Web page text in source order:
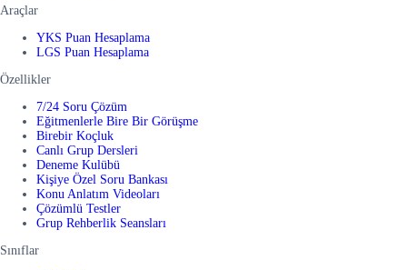
Araçlar
YKS Puan Hesaplama
LGS Puan Hesaplama
Özellikler
7/24 Soru Çözüm
Eğitmenlerle Bire Bir Görüşme
Birebir Koçluk
Canlı Grup Dersleri
Deneme Kulübü
Kişiye Özel Soru Bankası
Konu Anlatım Videoları
Çözümlü Testler
Grup Rehberlik Seansları
Sınıflar